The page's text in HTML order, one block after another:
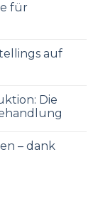
für
auf
Die
– dank